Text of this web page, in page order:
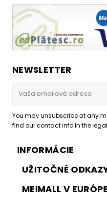
NEWSLETTER
You may unsubscribe at any
find our contact info in the
INFORMÁCIE
UŽITOČNÉ
MEIMALL V EURÓPE